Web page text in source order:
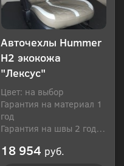
Авточехлы Hummer
H2 экокожа
"Лексус"
Цвет: на выбор
Гарантия на материал 1
год
Гарантия на швы 2 года
18 954 руб.